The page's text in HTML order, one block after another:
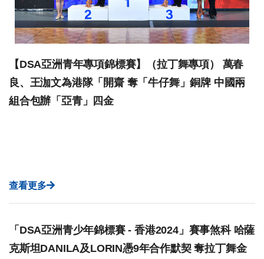
【DSA亞洲青年專項錦標賽】（拉丁舞專項） 萬春
良、王泇文為港隊「開齋 奪「牛仔舞」銅牌 中國兩
組合包辦「亞青」四金
查看更多
「DSA亞洲青少年錦標賽 - 香港2024」賽事煞科 哈薩
克斯坦DANILA及LORIN憑9年合作默契 奪拉丁舞金